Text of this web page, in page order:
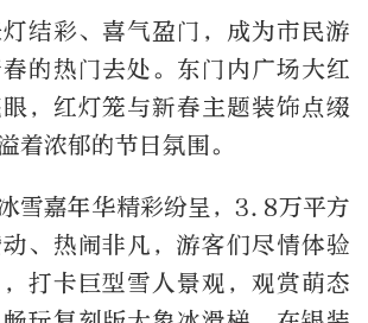
结彩、喜气盈门，成为市民游
的热门去处。东门内广场大红
，红灯笼与新春主题装饰点缀
着浓郁的节日氛围。
雪嘉年华精彩纷呈，3.8万平方
、热闹非凡，游客们尽情体验
打卡巨型雪人景观，观赏萌态